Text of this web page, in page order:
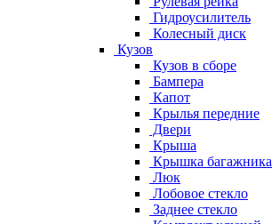
Гидроусилитель
Колесный диск
Кузов
Кузов в сборе
Бампера
Капот
Крылья передние
Двери
Крыша
Крышка багажника
Люк
Лобовое стекло
Заднее стекло